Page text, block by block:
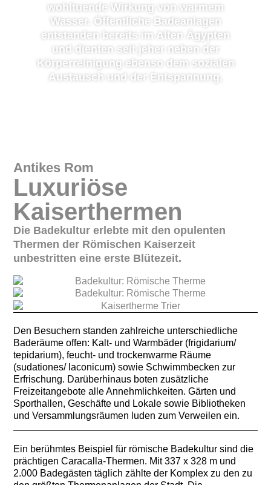
wohltuende Wirkung von warmem
Wasser. Öffentliche Badeanlagen
entstanden bereits im Alten Ägypten
und dienten seit jeher neben der
Körperreinigung ebenso dem sozialen
Austausch und der Entspannung.
Antikes Rom
Luxuriöse
Kaiserthermen
Die Badekultur erlebte mit den opulenten
Thermen der Römischen Kaiserzeit
unbestritten eine erste Blütezeit.
Den Besuchern standen zahlreiche unterschiedliche
Baderäume offen: Kalt- und Warmbäder (frigidarium/
tepidarium), feucht- und trockenwarme Räume
(sudationes/ laconicum) sowie Schwimmbecken zur
Erfrischung. Darüberhinaus boten zusätzliche
Freizeitangebote alle Annehmlichkeiten. Gärten und
Sporthallen, Geschäfte und Lokale sowie Bibliotheken
und Versammlungsräumen luden zum Verweilen ein.
Ein berühmtes Beispiel für römische Badekultur sind die
prächtigen Caracalla-Thermen. Mit 337 x 328 m und
2.000 Badegästen täglich zählte der Komplex zu den zu